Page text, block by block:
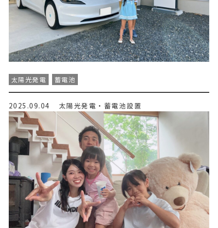
太陽光発電 蓄電池
2025.09.04 太陽光発電・蓄電池設置